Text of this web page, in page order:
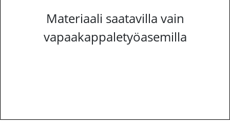
Materiaali saatavilla vain
vapaakappaletyöasemilla